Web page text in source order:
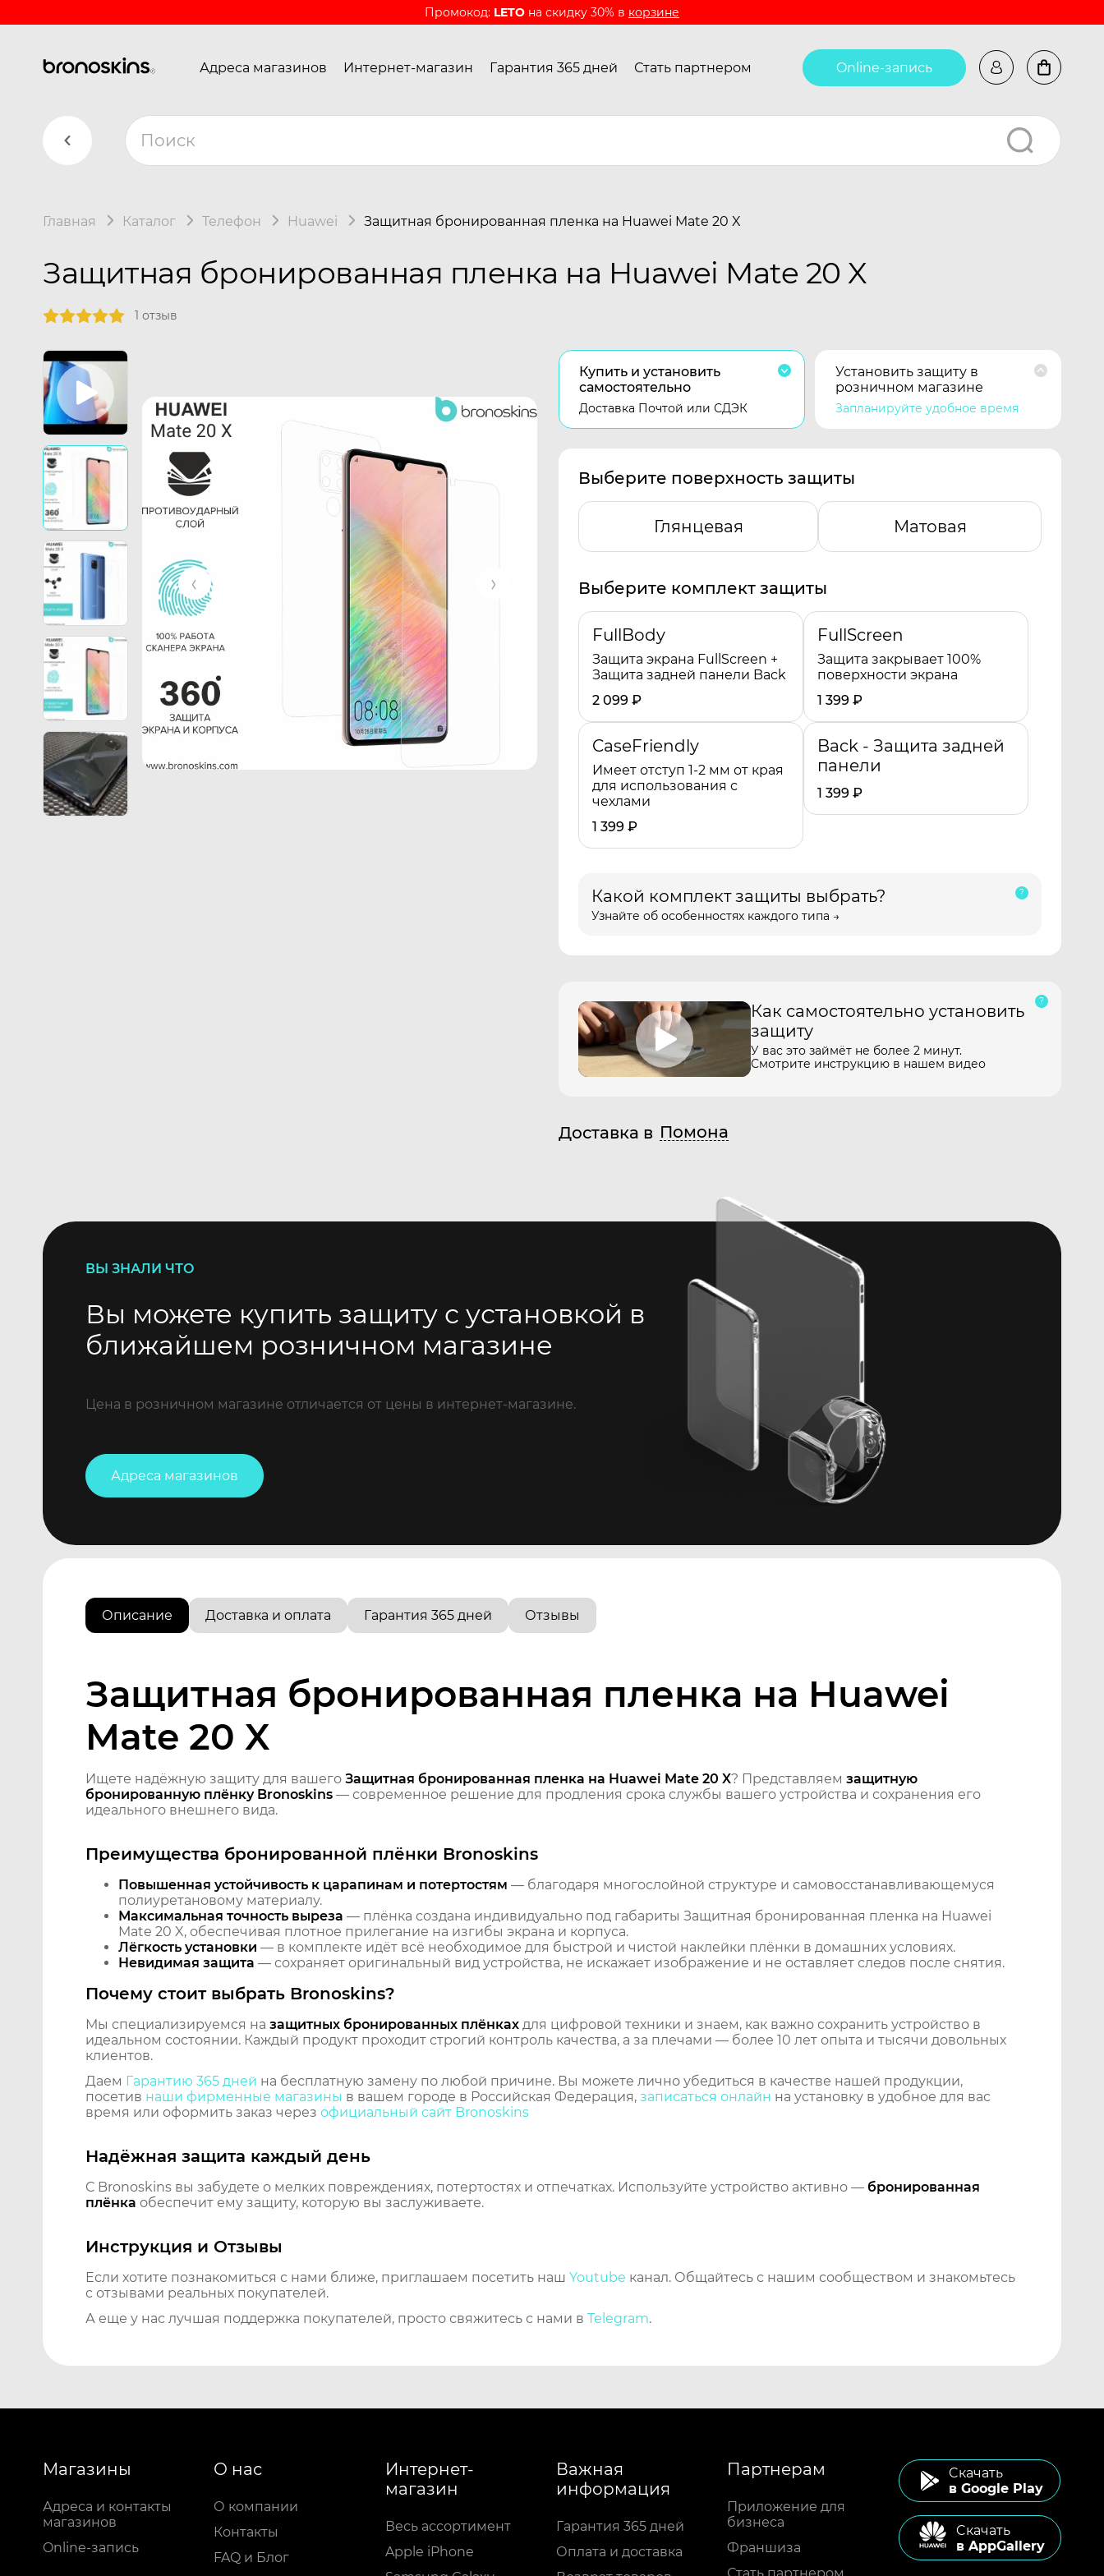
Промокод: LETO на скидку 30% в корзине
Адреса магазинов Интернет-магазин Гарантия 365 дней Стать партнером Online-запись
Главная Каталог Телефон Huawei Защитная бронированная пленка на Huawei Mate 20 X
Защитная бронированная пленка на Huawei Mate 20 X
1 отзыв
Купить и установить
самостоятельно
Доставка Почтой или СДЭК
Установить защиту в
розничном магазине
Запланируйте удобное время
Выберите поверхность защиты
Глянцевая Матовая
Выберите комплект защиты
FullBody
Защита экрана FullScreen +
Защита задней панели Back
2 099 ₽
FullScreen
Защита закрывает 100%
поверхности экрана
1 399 ₽
CaseFriendly
Имеет отступ 1-2 мм от края
для использования с
чехлами
1 399 ₽
Back - Защита задней
панели
1 399 ₽
Какой комплект защиты выбрать?
Узнайте об особенностях каждого типа →
Как самостоятельно установить
защиту
У вас это займёт не более 2 минут.
Смотрите инструкцию в нашем видео
Доставка в Помона
ВЫ ЗНАЛИ ЧТО
Вы можете купить защиту с установкой в
ближайшем розничном магазине
Цена в розничном магазине отличается от цены в интернет-магазине.
Адреса магазинов
Описание Доставка и оплата Гарантия 365 дней Отзывы
Защитная бронированная пленка на Huawei
Mate 20 X
Ищете надёжную защиту для вашего Защитная бронированная пленка на Huawei Mate 20 X? Представляем защитную
бронированную плёнку Bronoskins — современное решение для продления срока службы вашего устройства и сохранения его
идеального внешнего вида.
Преимущества бронированной плёнки Bronoskins
Повышенная устойчивость к царапинам и потертостям — благодаря многослойной структуре и самовосстанавливающемуся
полиуретановому материалу.
Максимальная точность выреза — плёнка создана индивидуально под габариты Защитная бронированная пленка на Huawei
Mate 20 X, обеспечивая плотное прилегание на изгибы экрана и корпуса.
Лёгкость установки — в комплекте идёт всё необходимое для быстрой и чистой наклейки плёнки в домашних условиях.
Невидимая защита — сохраняет оригинальный вид устройства, не искажает изображение и не оставляет следов после снятия.
Почему стоит выбрать Bronoskins?
Мы специализируемся на защитных бронированных плёнках для цифровой техники и знаем, как важно сохранить устройство в
идеальном состоянии. Каждый продукт проходит строгий контроль качества, а за плечами — более 10 лет опыта и тысячи довольных
клиентов.
Даем Гарантию 365 дней на бесплатную замену по любой причине. Вы можете лично убедиться в качестве нашей продукции,
посетив наши фирменные магазины в вашем городе в Российская Федерация, записаться онлайн на установку в удобное для вас
время или оформить заказ через официальный сайт Bronoskins
Надёжная защита каждый день
С Bronoskins вы забудете о мелких повреждениях, потертостях и отпечатках. Используйте устройство активно — бронированная
плёнка обеспечит ему защиту, которую вы заслуживаете.
Инструкция и Отзывы
Если хотите познакомиться с нами ближе, приглашаем посетить наш Youtube канал. Общайтесь с нашим сообществом и знакомьтесь
с отзывами реальных покупателей.
А еще у нас лучшая поддержка покупателей, просто свяжитесь с нами в Telegram.
Магазины
Адреса и контакты
магазинов
Online-запись
О нас
О компании
Контакты
FAQ и Блог
Интернет-
магазин
Весь ассортимент
Apple iPhone
Важная
информация
Гарантия 365 дней
Оплата и доставка
Партнерам
Приложение для
бизнеса
Франшиза
Cкачать
в Google Play
Cкачать
в AppGallery